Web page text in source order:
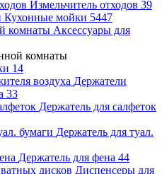
Измельчитель отходов 39
Кухонные мойки 5447
Аксессуары для
комнаты
14
Держатели
33
Держатель для салфеток
Держатель для туал.
Держатель для фена 44
Диспенсеры для